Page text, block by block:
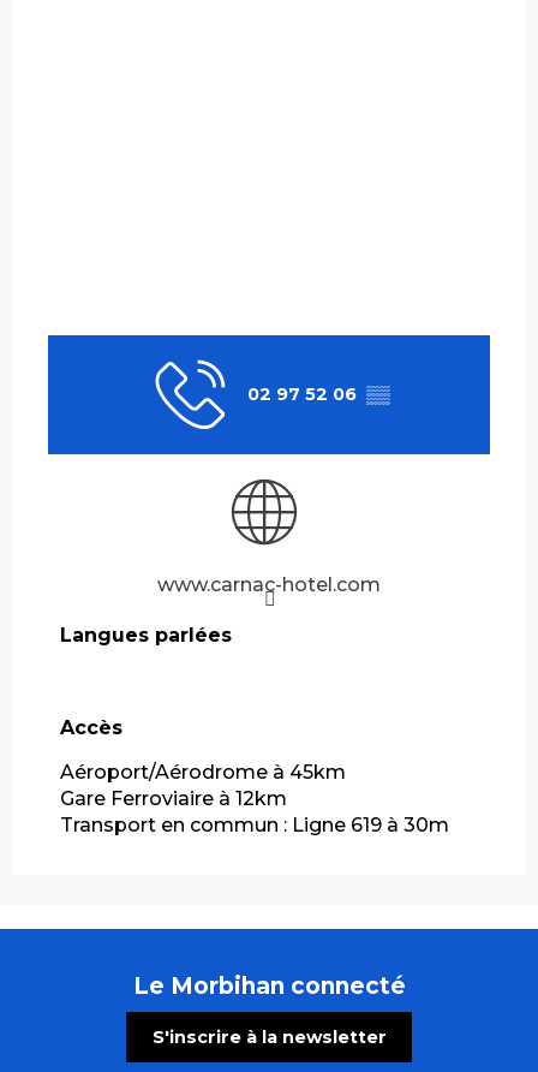
02 97 52 06 ▒▒
www.carnac-hotel.com
Langues parlées
Langues parlées
Accès
Accès
Aéroport/Aérodrome à 45km
Gare Ferroviaire à 12km
Transport en commun : Ligne 619 à 30m
Le Morbihan connecté
S'inscrire à la newsletter